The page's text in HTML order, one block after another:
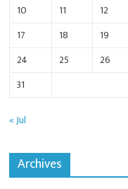
10 11 12
17
18 19
24
25 26
31
« Jul
Archives